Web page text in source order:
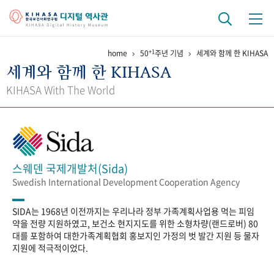
걸어온 길 기관 변천사 역대 기관장
정책과 연구 키워드로 보는 연구 역사
간행물 변천사
기록물 아카이브
사진 아카이브 문서 기록물 행정박물 영상 기록물
home 50+1주년 기념 세계와 함께 한 KIHASA
세계와 함께 한 KIHASA
KIHASA With The World
스웨덴 국제개발처(Sida)
Swedish International Development Cooperation Agency
SIDA는 1968년 이전까지는 우리나라 정부 가족계획사업용 먹는 피임
약을 전량 지원하였고, 보건소 현지지도를 위한 소형차량(랜드로버) 80
대를 포함하여 대한가족계획협회 홍보지인 가정의 벗 발간 지원 등 물자
지원에 적극적이었다.